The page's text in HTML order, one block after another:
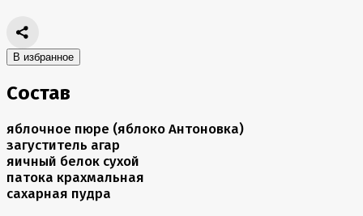
В избранное
Состав
яблочное пюре (яблоко Антоновка)
загуститель агар
яичный белок сухой
патока крахмальная
сахарная пудра